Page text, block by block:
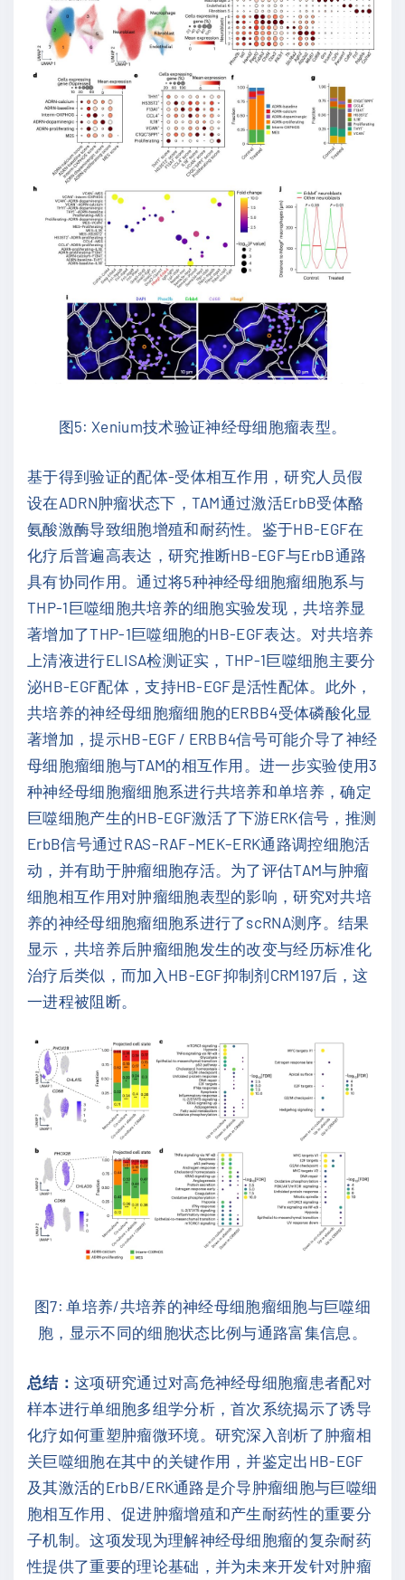
图5: Xenium技术验证神经母细胞瘤表型。
基于得到验证的配体-受体相互作用，研究人员假
设在ADRN肿瘤状态下，TAM通过激活ErbB受体酪
氨酸激酶导致细胞增殖和耐药性。鉴于HB-EGF在
化疗后普遍高表达，研究推断HB-EGF与ErbB通路
具有协同作用。通过将5种神经母细胞瘤细胞系与
THP-1巨噬细胞共培养的细胞实验发现，共培养显
著增加了THP-1巨噬细胞的HB-EGF表达。对共培养
上清液进行ELISA检测证实，THP-1巨噬细胞主要分
泌HB-EGF配体，支持HB-EGF是活性配体。此外，
共培养的神经母细胞瘤细胞的ERBB4受体磷酸化显
著增加，提示HB-EGF / ERBB4信号可能介导了神经
母细胞瘤细胞与TAM的相互作用。进一步实验使用3
种神经母细胞瘤细胞系进行共培养和单培养，确定
巨噬细胞产生的HB-EGF激活了下游ERK信号，推测
ErbB信号通过RAS–RAF–MEK–ERK通路调控细胞活
动，并有助于肿瘤细胞存活。为了评估TAM与肿瘤
细胞相互作用对肿瘤细胞表型的影响，研究对共培
养的神经母细胞瘤细胞系进行了scRNA测序。结果
显示，共培养后肿瘤细胞发生的改变与经历标准化
治疗后类似，而加入HB-EGF抑制剂CRM197后，这
一进程被阻断。
图7: 单培养/共培养的神经母细胞瘤细胞与巨噬细
胞，显示不同的细胞状态比例与通路富集信息。
总结： 这项研究通过对高危神经母细胞瘤患者配对
样本进行单细胞多组学分析，首次系统揭示了诱导
化疗如何重塑肿瘤微环境。研究深入剖析了肿瘤相
关巨噬细胞在其中的关键作用，并鉴定出HB-EGF
及其激活的ErbB/ERK通路是介导肿瘤细胞与巨噬细
胞相互作用、促进肿瘤增殖和产生耐药性的重要分
子机制。这项发现为理解神经母细胞瘤的复杂耐药
性提供了重要的理论基础，并为未来开发针对肿瘤